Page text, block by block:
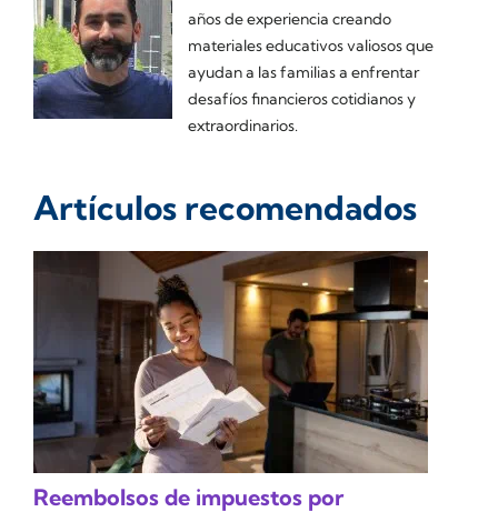
años de experiencia creando
materiales educativos valiosos que
ayudan a las familias a enfrentar
desafíos financieros cotidianos y
extraordinarios.
Artículos recomendados
Reembolsos de impuestos por